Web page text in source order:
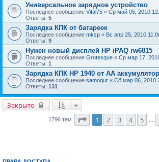
Универсальное зарядное устройство
Последнее сообщение Vital75 « Ср май 05, 2010
Ответы: 5
Зарядка КПК от батареек
Последнее сообщение mksp « Вс апр 25, 2010
Ответы: 9
Нужен новый дисплей HP iPAQ rw6815
Последнее сообщение Grotesque « Ср мар 17,
Ответы: 1
Зарядка КПК HP 1940 от AA
Последнее сообщение samogur « Сб мар 06, 2010
Ответы: 131
Закрыто
1796 тем Страница1 из
1 2 3 4 5 …